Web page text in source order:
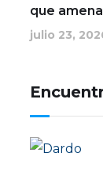
que
julio 23,